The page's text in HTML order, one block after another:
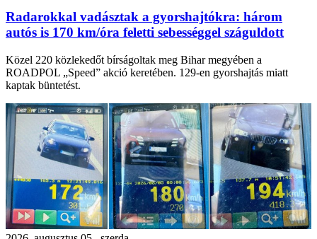
Radarokkal vadásztak a gyorshajtókra: három
autós is 170 km/óra feletti sebességgel száguldott
Közel 220 közlekedőt bírságoltak meg Bihar megyében a
ROADPOL „Speed” akció keretében. 129-en gyorshajtás miatt
kaptak büntetést.